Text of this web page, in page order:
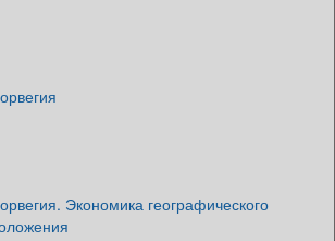
Экономика географического